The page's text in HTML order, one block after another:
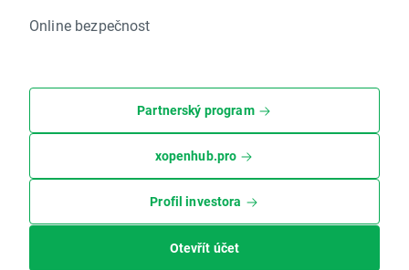
Online bezpečnost
Partnerský program
xopenhub.pro
Profil investora
Otevřít účet